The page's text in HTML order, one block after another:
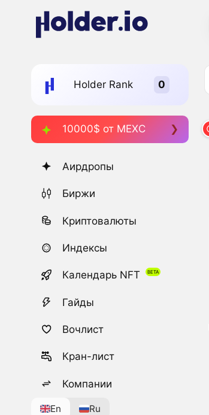
Holder Rank
10000$ от MEXC
Аирдропы
Биржи
Криптовалюты
Индексы
Календарь NFT
Гайды
Вочлист
Кран-лист
Компании
En Ru